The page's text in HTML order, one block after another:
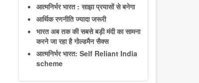
आत्मनिर्भर भारत : साझा प्रयासों से बनेगा
आर्थिक रणनीति ज्यादा जरूरी
भारत अब तक की सबसे बड़ी मंदी का सामना
करने जा रहा है गोल्डमैन सैक्स
आत्मनिर्भर भारत: Self Reliant India
scheme